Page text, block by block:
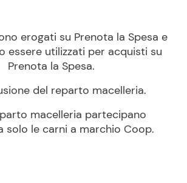
erogati su Prenota la Spesa e
essere utilizzati per acquisti su
Prenota la Spesa.
del reparto macelleria.
macelleria partecipano
solo le carni a marchio Coop.